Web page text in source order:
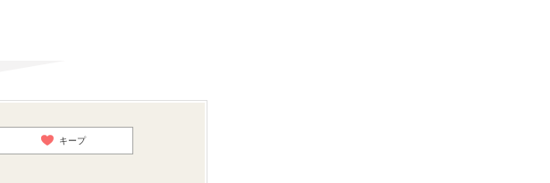
キープ